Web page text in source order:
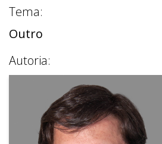
Tema:
Outro
Autoria: